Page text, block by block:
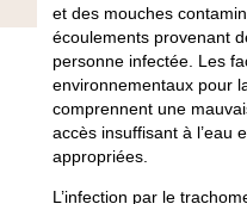
et des mouches
écoulements provenant
personne infectée. Les
environnementaux pour
comprennent une
accès insuffisant à l’eau
appropriées.
L’infection par le